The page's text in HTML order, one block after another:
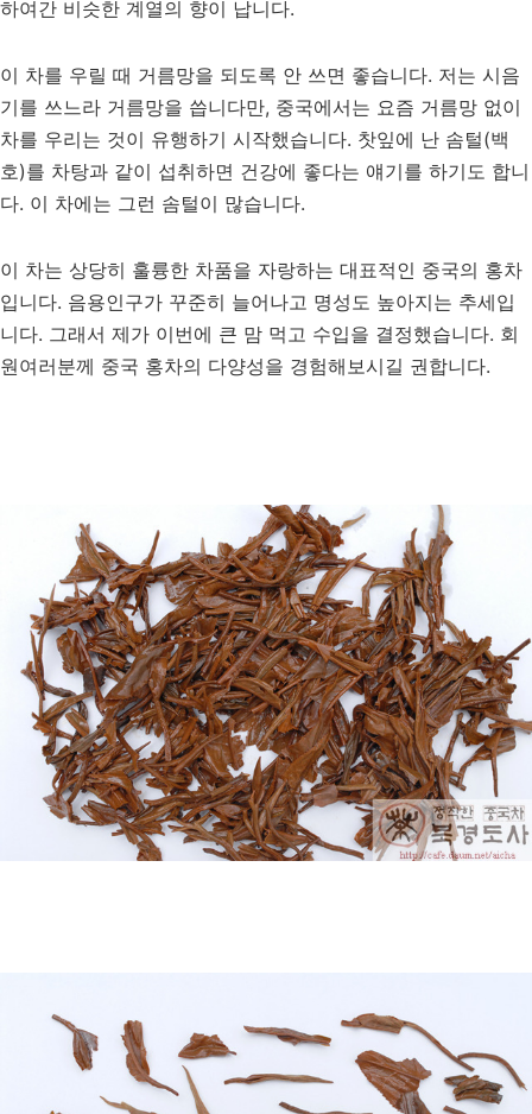
하여간 비슷한 계열의 향이 납니다.
이 차를 우릴 때 거름망을 되도록 안 쓰면 좋습니다. 저는 시음
기를 쓰느라 거름망을 씁니다만, 중국에서는 요즘 거름망 없이
차를 우리는 것이 유행하기 시작했습니다. 찻잎에 난 솜털(백
호)를 차탕과 같이 섭취하면 건강에 좋다는 얘기를 하기도 합니
다. 이 차에는 그런 솜털이 많습니다.
이 차는 상당히 훌륭한 차품을 자랑하는 대표적인 중국의 홍차
입니다. 음용인구가 꾸준히 늘어나고 명성도 높아지는 추세입
니다. 그래서 제가 이번에 큰 맘 먹고 수입을 결정했습니다. 회
원여러분께 중국 홍차의 다양성을 경험해보시길 권합니다.